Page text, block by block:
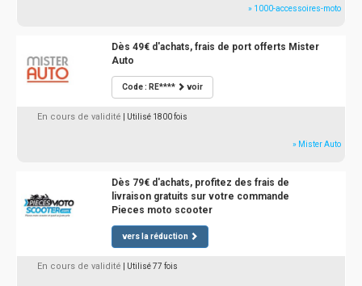
» 1000-accessoires-moto
Dès 49€ d'achats, frais de port offerts Mister
Auto
Code : RE**** voir
En cours de validité | Utilisé 1800 fois
» Mister Auto
Dès 79€ d'achats, profitez des frais de
livraison gratuits sur votre commande
Pieces moto scooter
vers la réduction
En cours de validité | Utilisé 77 fois